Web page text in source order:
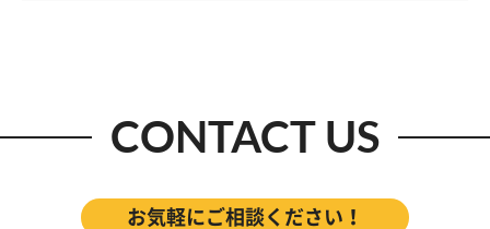
CONTACT US
お気軽にご相談ください！